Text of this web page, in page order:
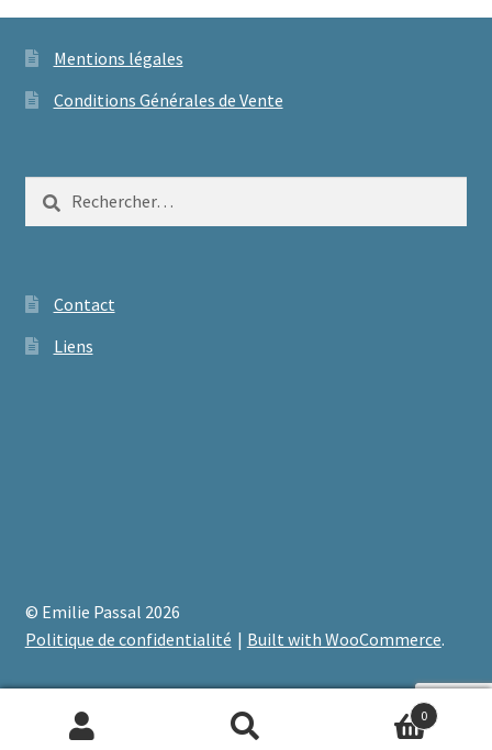
Mentions légales
Conditions Générales de Vente
Rechercher :
Contact
Liens
© Emilie Passal 2026
Politique de confidentialité
Built with WooCommerce.
Recherche
Recherche
0